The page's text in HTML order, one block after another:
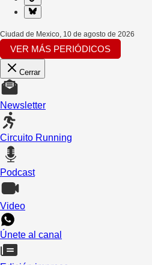
Ciudad de Mexico, 10 de agosto de 2026
VER MÁS PERIÓDICOS
Cerrar
Newsletter
Circuito Running
Podcast
Video
Únete al canal